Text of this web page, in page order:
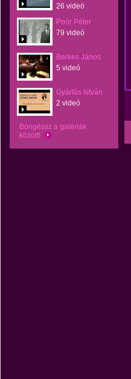
26 videó
Poór Péter
79 videó
Berkes János
5 videó
Gyárfás István
2 videó
Böngéssz a galériák
között!